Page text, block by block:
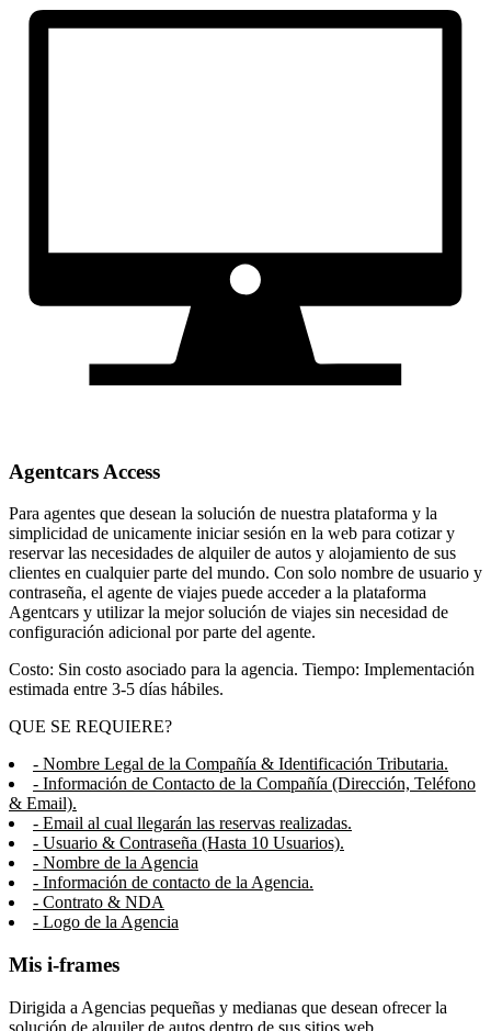
Agentcars Access
Para agentes que desean la solución de nuestra plataforma y la
simplicidad de unicamente iniciar sesión en la web para cotizar y
reservar las necesidades de alquiler de autos y alojamiento de sus
clientes en cualquier parte del mundo. Con solo nombre de usuario y
contraseña, el agente de viajes puede acceder a la plataforma
Agentcars y utilizar la mejor solución de viajes sin necesidad de
configuración adicional por parte del agente.
Costo: Sin costo asociado para la agencia. Tiempo: Implementación
estimada entre 3-5 días hábiles.
QUE SE REQUIERE?
- Nombre Legal de la Compañía & Identificación Tributaria.
- Información de Contacto de la Compañía (Dirección, Teléfono
& Email).
- Email al cual llegarán las reservas realizadas.
- Usuario & Contraseña (Hasta 10 Usuarios).
- Nombre de la Agencia
- Información de contacto de la Agencia.
- Contrato & NDA
- Logo de la Agencia
Mis i-frames
Dirigida a Agencias pequeñas y medianas que desean ofrecer la
solución de alquiler de autos dentro de sus sitios web.